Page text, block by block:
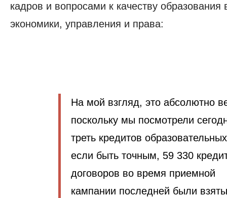
кадров и вопросами к качеству образования
экономики, управления и права:
На мой взгляд, это абсолютно
поскольку мы посмотрели
треть кредитов
если быть точным, 59 330
договоров во время приемной
кампании последней были